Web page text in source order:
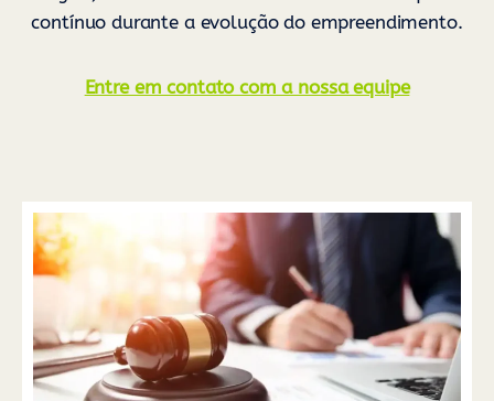
contínuo durante a evolução do empreendimento.
Entre em contato com a nossa equipe